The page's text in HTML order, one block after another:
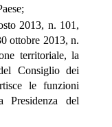
2013, n. 101,
ottobre 2013, n.
territoriale, la
Consiglio dei
le funzioni
del